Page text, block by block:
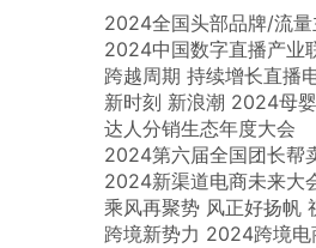
2024全国头部品牌/流量
2024中国数字直播产业
跨越周期 持续增长直播
新时刻 新浪潮 2024母
达人分销生态年度大会
2024第六届全国团长帮
2024新渠道电商未来大
乘风再聚势 风正好扬帆
跨境新势力 2024跨境电